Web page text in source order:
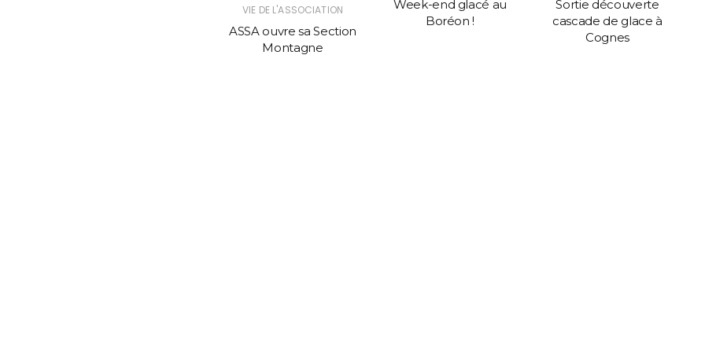
VIE DE L'ASSOCIATION
ASSA ouvre sa Section
Montagne
Week-end glacé au
Boréon !
Sortie découverte
cascade de glace à
Cognes